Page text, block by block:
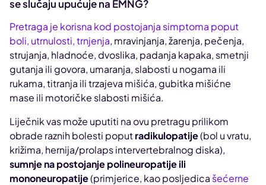
se slučaju upućuje na EMNG?
Pretraga je korisna kod postojanja simptoma poput
boli, utrnulosti, trnjenja, mravinjanja, žarenja, pečenja,
strujanja, hladnoće, dvoslika, padanja kapaka, smetnji
gutanja ili govora, umaranja, slabosti u nogama ili
rukama, titranja ili trzajeva mišića, gubitka mišićne
mase ili motoričke slabosti mišića.
Liječnik vas može uputiti na ovu pretragu prilikom
obrade raznih bolesti poputradikulopatije(bol u vratu,
križima, hernija/prolaps intervertebralnog diska),
sumnje na postojanje polineuropatije ili
mononeuropatije(primjerice, kao posljedica šećerne